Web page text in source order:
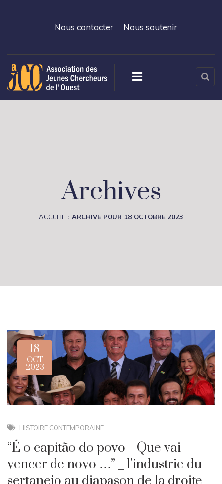
Nous contacter Nous soutenir
Archives
ACCUEIL ARCHIVE POUR 18 OCTOBRE 2023
18
OCT
2023
HISTOIRE CONTEMPORAINE
“É o capitão do povo _ Que vai
vencer de novo …” _ l’industrie du